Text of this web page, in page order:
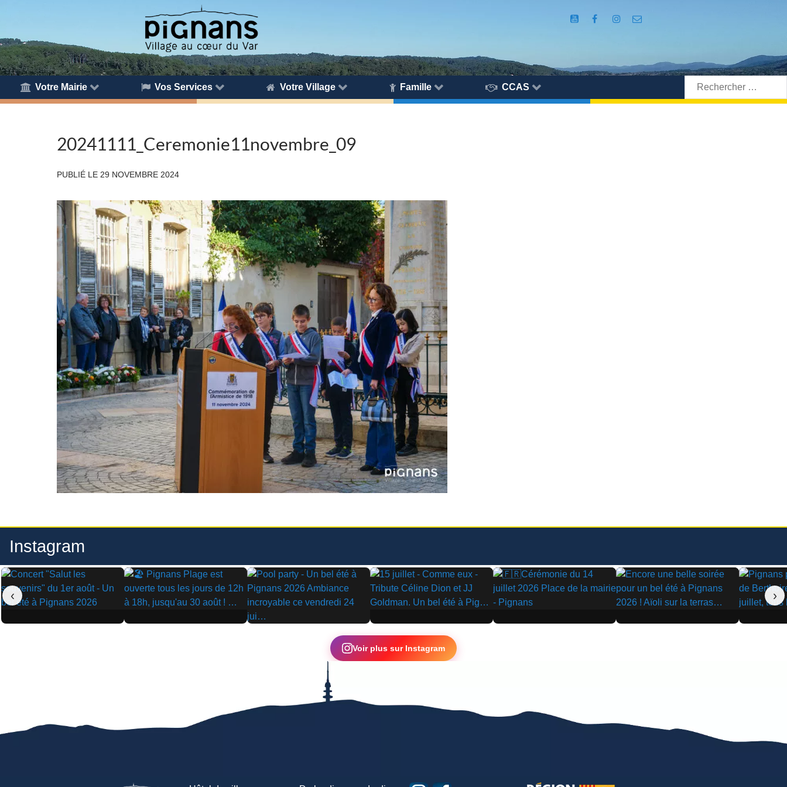
Votre Mairie Vos Services Votre Village Famille CCAS
Rechercher:
20241111_Ceremonie11novembre_09
PUBLIÉ LE 29 NOVEMBRE 2024
Instagram
▶ ▶
▶
▶ ▶ ▶ ▶
‹ ›
Voir plus sur Instagram